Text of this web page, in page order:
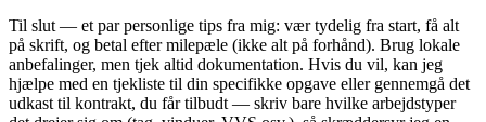
Til slut — et par personlige tips fra mig: vær tydelig fra start, få alt
på skrift, og betal efter milepæle (ikke alt på forhånd). Brug lokale
anbefalinger, men tjek altid dokumentation. Hvis du vil, kan jeg
hjælpe med en tjekliste til din specifikke opgave eller gennemgå det
udkast til kontrakt, du får tilbudt — skriv bare hvilke arbejdstyper